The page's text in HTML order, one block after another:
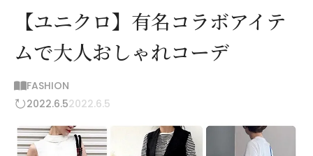
【ユニクロ】有名コラボアイテ
ムで大人おしゃれコーデ
FASHION
2022.6.52022.6.5